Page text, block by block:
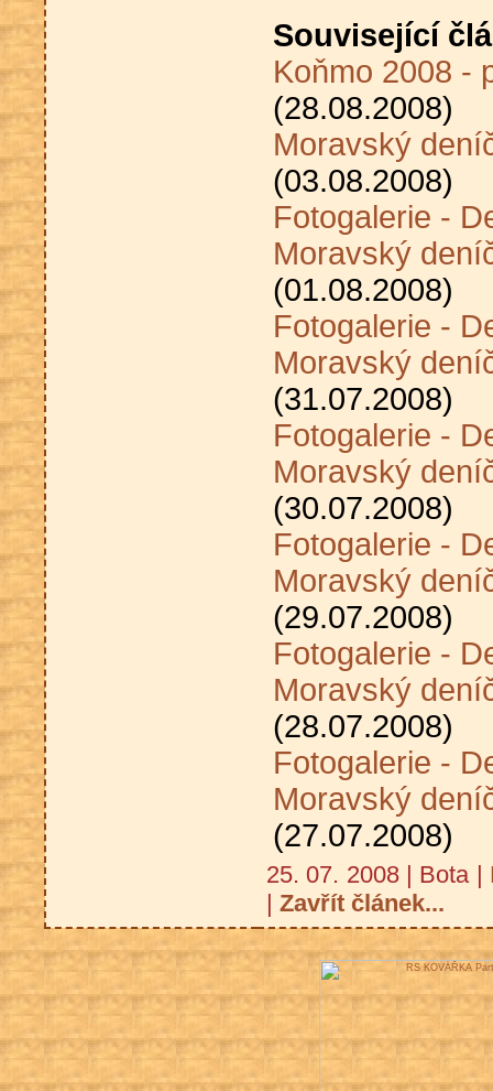
Související
Koňmo 2008 -
(28.08.2008)
Moravský
(03.08.2008)
Fotogalerie -
Moravský
(01.08.2008)
Fotogalerie -
Moravský
(31.07.2008)
Fotogalerie -
Moravský
(30.07.2008)
Fotogalerie -
Moravský
(29.07.2008)
Fotogalerie -
Moravský
(28.07.2008)
Fotogalerie -
Moravský
(27.07.2008)
25. 07. 2008 | Bota |
| Zavřít článek...